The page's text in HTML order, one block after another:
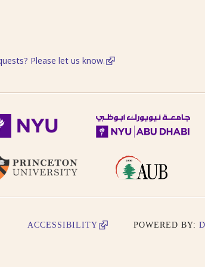
on the last letter of a word are not
possessive suffix appears as -iyah and not
al-Fatḥ is written in transliteration as -an, i.e.
khassatan.
al-Iḍāfah (compound nouns).
Please let us know.
ACCESSIBILITY POWERED BY: